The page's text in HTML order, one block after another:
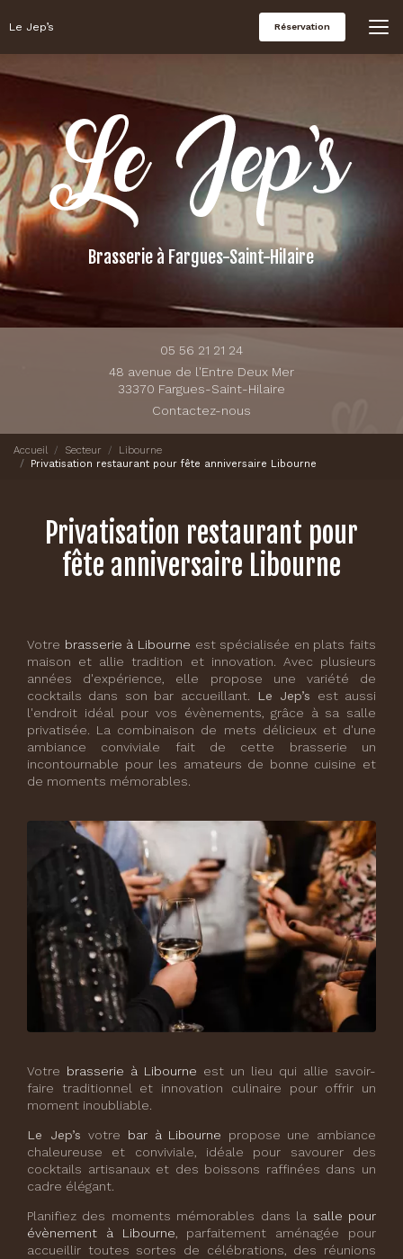
auLe Jep’s Réservation
Brasserie à Fargues-Saint-Hilaire
05 56 21 21 24
48 avenue de l'Entre Deux Mer
33370 Fargues-Saint-Hilaire
Contactez-nous
Accueil Secteur
Libourne
Privatisation restaurant pour fête anniversaire Libourne
Privatisation restaurant pour
fête anniversaire Libourne
Votre brasserie à Libourne est spécialisée en plats faits
maison et allie tradition et innovation. Avec plusieurs
années d'expérience, elle propose une variété de
cocktails dans son bar accueillant.
Le Jep’s est aussi
l'endroit idéal pour vos évènements, grâce à sa salle
privatisée. La combinaison de mets délicieux et d'une
ambiance conviviale fait de cette brasserie un
incontournable pour les amateurs de bonne cuisine et
de moments mémorables.
Votre brasserie à Libourne est un lieu qui allie savoir-
faire traditionnel et innovation culinaire pour offrir un
moment inoubliable.
Le Jep’svotre bar à Libourne propose une ambiance
chaleureuse et conviviale, idéale pour savourer des
cocktails artisanaux et des boissons raffinées dans un
cadre élégant.
Planifiez des moments mémorables dans la salle pour
évènement à Libourne , parfaitement aménagée pour
accueillir toutes sortes de célébrations, des réunions